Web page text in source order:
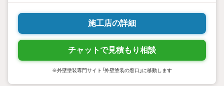
す。難しい事例も、ぜひ一度ご相談ください。
施工店の詳細
チャットで見積もり相談
※外壁塗装専門サイト「外壁塗装の窓口」に移動します